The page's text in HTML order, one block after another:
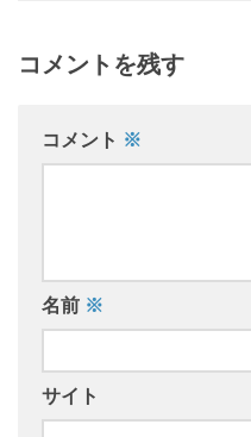
コメントを残す
コメント ※
名前 ※
サイト